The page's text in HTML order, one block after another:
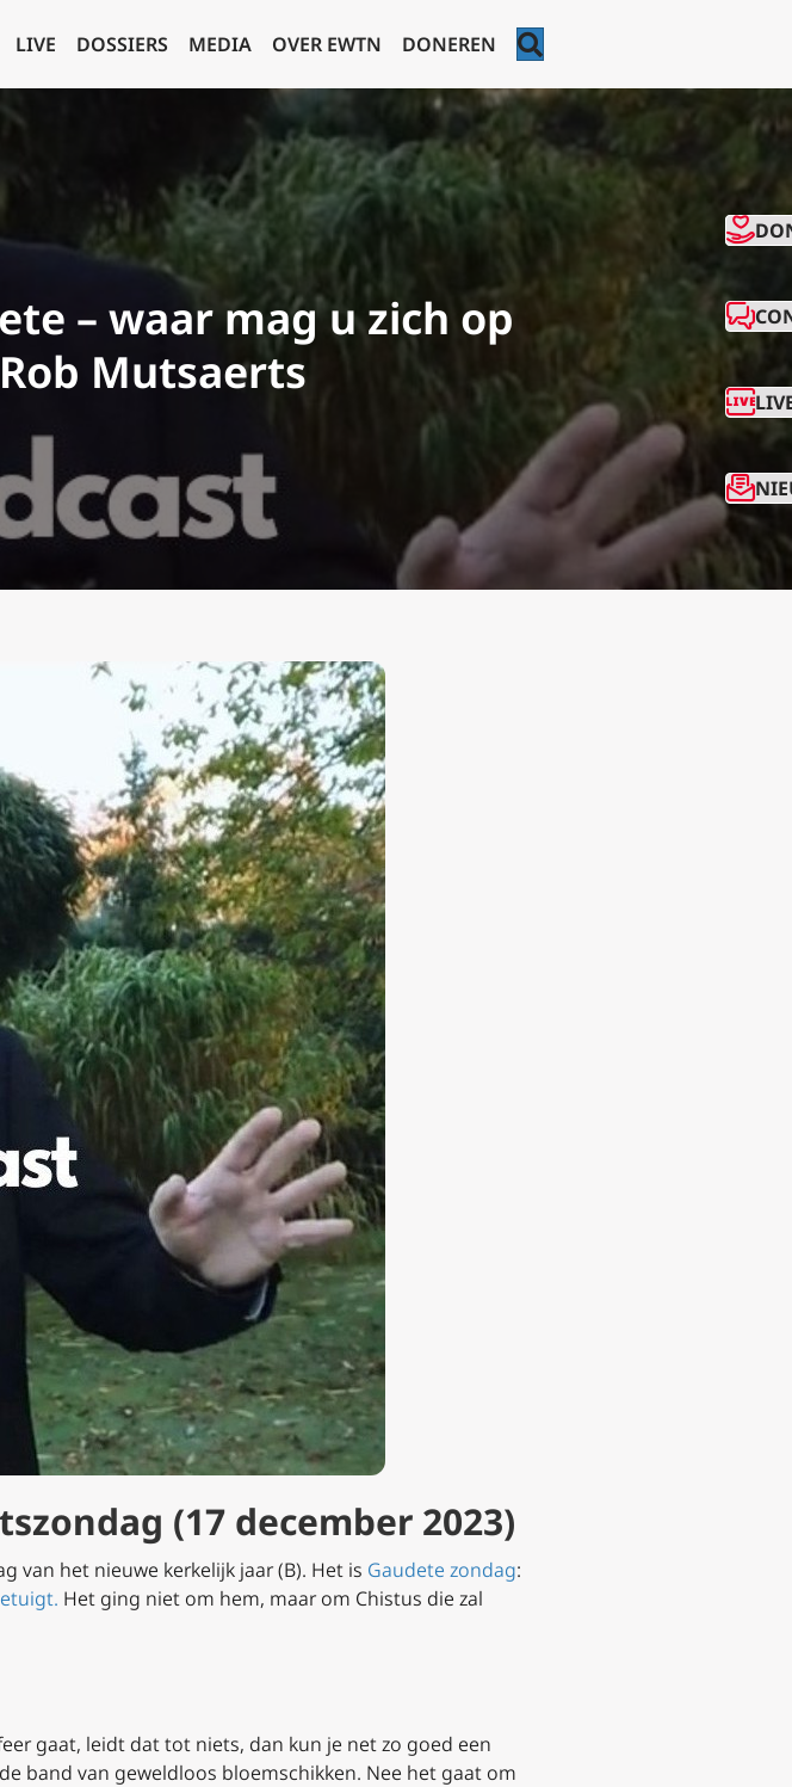
LIVE DOSSIERS MEDIA OVER EWTN DONEREN
– waar mag u zich op
Mutsaerts
(17 december 2023)
van het nieuwe kerkelijk jaar (B). Het is Gaudete zondag:
Het ging niet om hem, maar om Chistus die zal
gaat, leidt dat tot niets, dan kun je net zo goed een
band van geweldloos bloemschikken. Nee het gaat om